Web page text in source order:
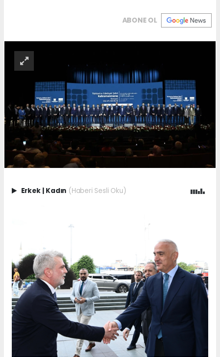
ABONE OL
Erkek Kadın (Haberi Sesli Oku)